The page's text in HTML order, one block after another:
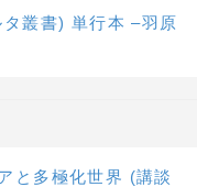
叢書) 単行本 –羽原
と多極化世界 (講談